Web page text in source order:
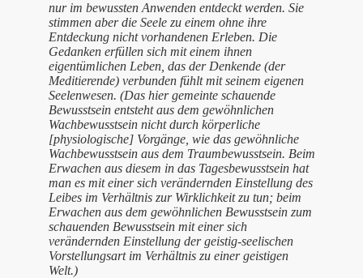
nur im bewussten Anwenden entdeckt werden. Sie
stimmen aber die Seele zu einem ohne ihre
Entdeckung nicht vorhandenen Erleben. Die
Gedanken erfüllen sich mit einem ihnen
eigentümlichen Leben, das der Denkende (der
Meditierende) verbunden fühlt mit seinem eigenen
Seelenwesen. (Das hier gemeinte schauende
Bewusstsein entsteht aus dem gewöhnlichen
Wachbewusstsein nicht durch körperliche
[physiologische] Vorgänge, wie das gewöhnliche
Wachbewusstsein aus dem Traumbewusstsein. Beim
Erwachen aus diesem in das Tagesbewusstsein hat
man es mit einer sich verändernden Einstellung des
Leibes im Verhältnis zur Wirklichkeit zu tun; beim
Erwachen aus dem gewöhnlichen Bewusstsein zum
schauenden Bewusstsein mit einer sich
verändernden Einstellung der geistig-seelischen
Vorstellungsart im Verhältnis zu einer geistigen
Welt.)